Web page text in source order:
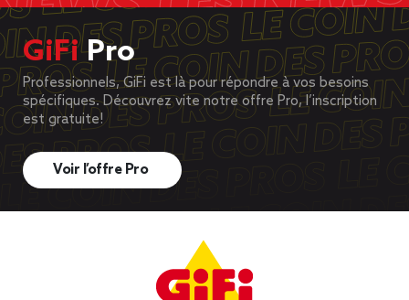
GiFiPro
Professionnels, GiFi est là pour répondre à vos besoins
spécifiques. Découvrez vite notre offre Pro, l’inscription
est gratuite!
Voir l’offre Pro